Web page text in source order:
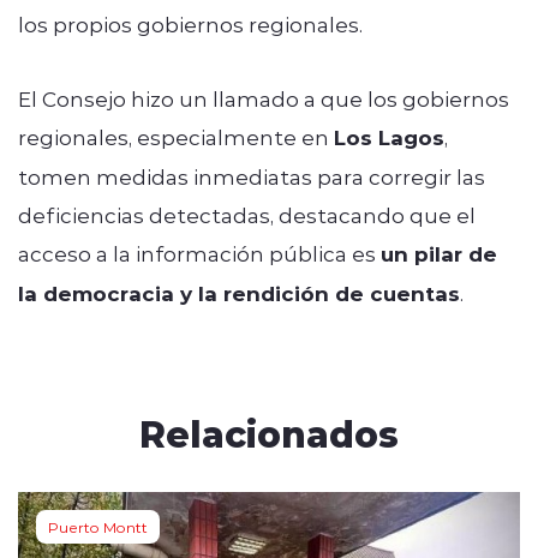
los propios gobiernos regionales.
El Consejo hizo un llamado a que los gobiernos
regionales, especialmente en Los Lagos,
tomen medidas inmediatas para corregir las
deficiencias detectadas, destacando que el
acceso a la información pública es un pilar de
la democracia y la rendición de cuentas.
Relacionados
Puerto Montt